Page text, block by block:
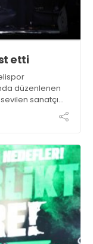
etti
düzenlenen
sanatçı